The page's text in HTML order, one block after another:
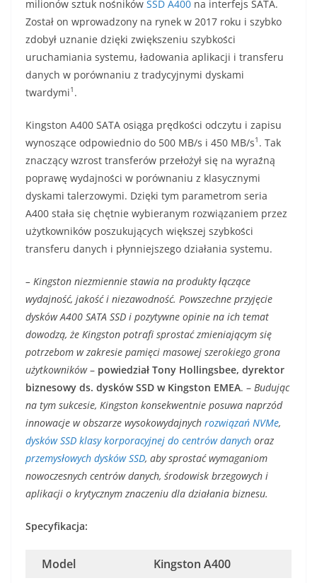
milionów sztuk nośników SSD A400 na interfejs SATA.
Został on wprowadzony na rynek w 2017 roku i szybko
zdobył uznanie dzięki zwiększeniu szybkości
uruchamiania systemu, ładowania aplikacji i transferu
danych w porównaniu z tradycyjnymi dyskami
twardymi1 .
Kingston A400 SATA osiąga prędkości odczytu i zapisu
wynoszące odpowiednio do 500 MB/s i 450 MB/s1 . Tak
znaczący wzrost transferów przełożył się na wyraźną
poprawę wydajności w porównaniu z klasycznymi
dyskami talerzowymi. Dzięki tym parametrom seria
A400 stała się chętnie wybieranym rozwiązaniem przez
użytkowników poszukujących większej szybkości
transferu danych i płynniejszego działania systemu.
– Kingston niezmiennie stawia na produkty łączące
wydajność, jakość i niezawodność. Powszechne przyjęcie
dysków A400 SATA SSD i pozytywne opinie na ich temat
dowodzą, że Kingston potrafi sprostać zmieniającym się
potrzebom w zakresie pamięci masowej szerokiego grona
użytkowników– powiedział Tony Hollingsbee, dyrektor
biznesowy ds. dysków SSD w Kingston EMEA. – Budując
na tym sukcesie, Kingston konsekwentnie posuwa naprzód
innowacje w obszarze wysokowydajnych rozwiązań NVMe,
dysków SSD klasy korporacyjnej do centrów danych oraz
przemysłowych dysków SSD, aby sprostać wymaganiom
nowoczesnych centrów danych, środowisk brzegowych i
aplikacji o krytycznym znaczeniu dla działania biznesu.
Specyfikacja:
Model
Kingston A400